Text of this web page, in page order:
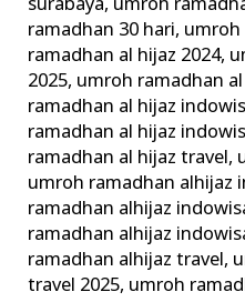
surabaya, umroh
ramadhan 30 hari, umroh
ramadhan al hijaz 2024,
2025, umroh ramadhan
ramadhan al hijaz
ramadhan al hijaz
ramadhan al hijaz travel,
umroh ramadhan alhijaz
ramadhan alhijaz
ramadhan alhijaz
ramadhan alhijaz travel,
travel 2025, umroh